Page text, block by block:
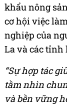
khẩu nông
cơ hội việc
nghiệp của
La và các tỉnh
“Sự hợp tác
tầm nhìn
và bền vững